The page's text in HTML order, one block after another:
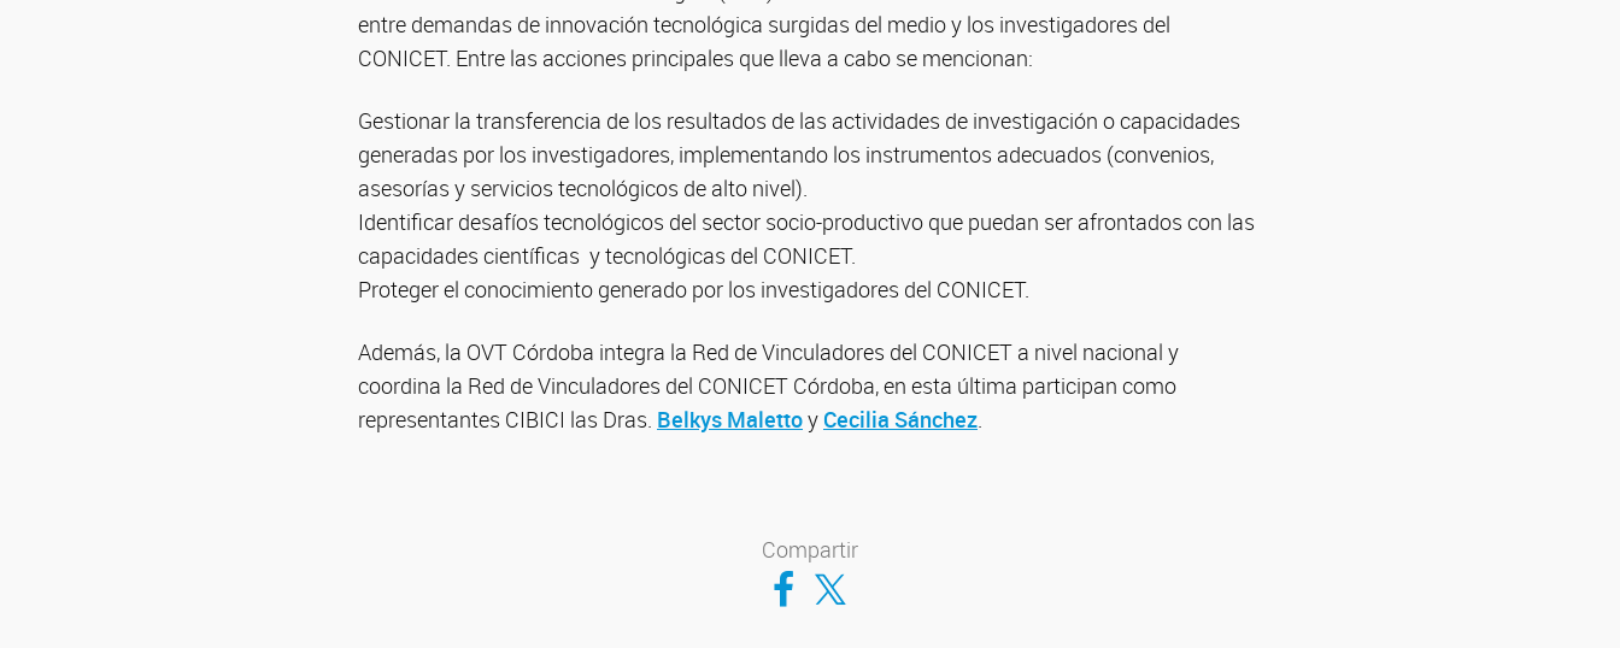
entre demandas de innovación tecnológica surgidas del medio y los investigadores del
CONICET. Entre las acciones principales que lleva a cabo se mencionan:
Gestionar la transferencia de los resultados de las actividades de investigación o capacidades
generadas por los investigadores, implementando los instrumentos adecuados (convenios,
asesorías y servicios tecnológicos de alto nivel).
Identificar desafíos tecnológicos del sector socio-productivo que puedan ser afrontados con las
capacidades científicas y tecnológicas del CONICET.
Proteger el conocimiento generado por los investigadores del CONICET.
Además, la OVT Córdoba integra la Red de Vinculadores del CONICET a nivel nacional y
coordina la Red de Vinculadores del CONICET Córdoba, en esta última participan como
representantes CIBICI las Dras. Belkys Malettoy Cecilia Sánchez.
Compartir
Compartir en Facebook
Compartir en Twitter